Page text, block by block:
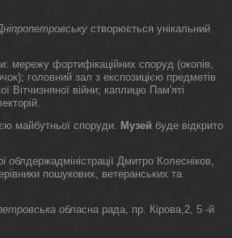
створюється унікальний
мережу фортифікаційних споруд (окопів,
головний зал з експозицією предметів
Вітчизняної війни; каплицю Пам'яті
майбутньої споруди. Музей буде відкрито
облдержадміністрації Дмитро Колесніков,
пошукових, ветеранських та
обласна рада, пр. Кірова,2, 5 -й